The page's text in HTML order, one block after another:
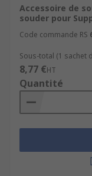
Accessoire de
souder pour
Code commande RS
Sous-total (1 sachet
8,77 €HT
Quantité